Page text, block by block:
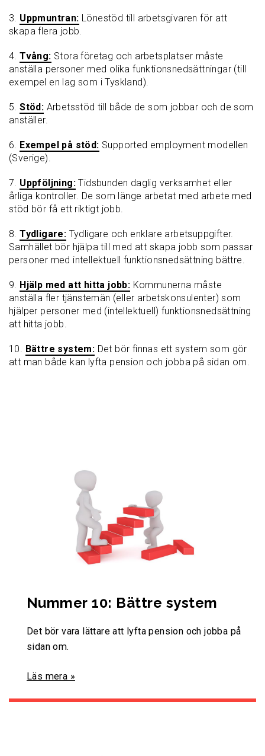
3. Uppmuntran: Lönestöd till arbetsgivaren för att
skapa flera jobb.
4.Tvång: Stora företag och arbetsplatser måste
anställa personer med olika funktionsnedsättningar (till
exempel en lag som i Tyskland).
5.Stöd: Arbetsstöd till både de som jobbar och de som
anställer.
6. Exempel på stöd: Supported employment modellen
(Sverige).
7. Uppföljning: Tidsbunden daglig verksamhet eller
årliga kontroller. De som länge arbetat med arbete med
stöd bör få ett riktigt jobb.
8.Tydligare: Tydligare och enklare arbetsuppgifter.
Samhället bör hjälpa till med att skapa jobb som passar
personer med intellektuell funktionsnedsättning bättre.
9. Hjälp med att hitta jobb: Kommunerna måste
anställa fler tjänstemän (eller arbetskonsulenter) som
hjälper personer med (intellektuell) funktionsnedsättning
att hitta jobb.
10. Bättre system: Det bör finnas ett system som gör
att man både kan lyfta pension och jobba på sidan om.
Nummer 10: Bättre system
Det bör vara lättare att lyfta pension och jobba på
sidan om.
Läs mera »